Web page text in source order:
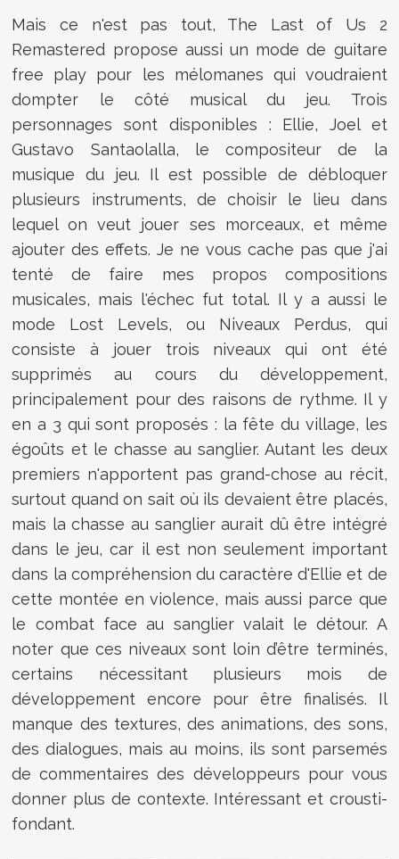
Mais ce n'est pas tout, The Last of Us 2
Remastered propose aussi un mode de guitare
free play pour les mélomanes qui voudraient
dompter le côté musical du jeu. Trois
personnages sont disponibles : Ellie, Joel et
Gustavo Santaolalla, le compositeur de la
musique du jeu. Il est possible de débloquer
plusieurs instruments, de choisir le lieu dans
lequel on veut jouer ses morceaux, et même
ajouter des effets. Je ne vous cache pas que j'ai
tenté de faire mes propos compositions
musicales, mais l'échec fut total. Il y a aussi le
mode Lost Levels, ou Niveaux Perdus, qui
consiste à jouer trois niveaux qui ont été
supprimés au cours du développement,
principalement pour des raisons de rythme. Il y
en a 3 qui sont proposés : la fête du village, les
égoûts et le chasse au sanglier. Autant les deux
premiers n'apportent pas grand-chose au récit,
surtout quand on sait où ils devaient être placés,
mais la chasse au sanglier aurait dû être intégré
dans le jeu, car il est non seulement important
dans la compréhension du caractère d'Ellie et de
cette montée en violence, mais aussi parce que
le combat face au sanglier valait le détour. A
noter que ces niveaux sont loin d’être terminés,
certains nécessitant plusieurs mois de
développement encore pour être finalisés. Il
manque des textures, des animations, des sons,
des dialogues, mais au moins, ils sont parsemés
de commentaires des développeurs pour vous
donner plus de contexte. Intéressant et crousti-
fondant.